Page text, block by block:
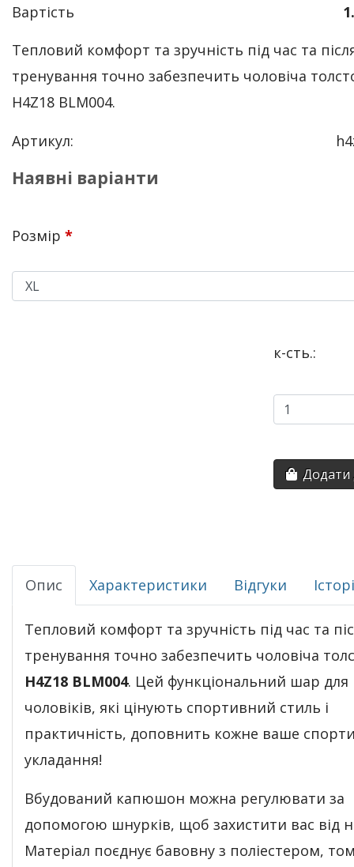
Вартість
Тепловий комфорт та зручність під час та
тренування точно забезпечить чоловіча
H4Z18 BLM004.
Артикул:
Наявні варіанти
Розмір *
к-сть.:
Додати
Опис Характеристики Відгуки
Тепловий комфорт та зручність під час та
тренування точно забезпечить чоловіча
H4Z18 BLM004. Цей функціональний шар для
чоловіків, які цінують спортивний стиль і
практичність, доповнить кожне ваше
укладання!
Вбудований капюшон можна регулювати за
допомогою шнурків, щоб захистити вас від
Матеріал поєднує бавовну з поліестером,